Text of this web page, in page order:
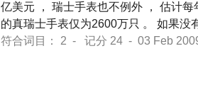
亿美元 ， 瑞士手表也不例外 ， 估计
的真瑞士手表仅为2600万只 。 如果没
符合词目： 2 - 记分 24 - 03 Feb